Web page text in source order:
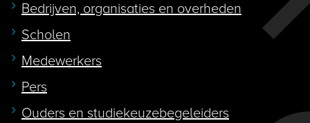
Bedrijven, organisaties en overheden
Scholen
Medewerkers
Pers
Ouders en studiekeuzebegeleiders